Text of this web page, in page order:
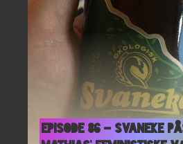
Episode 86 – Svaneke